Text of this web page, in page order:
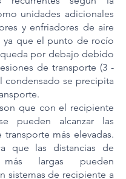
unidades adicionales
y enfriadores de aire
ya que el punto de rocío
por debajo debido
de transporte (3 -
condensado se precipita
son que con el recipiente
pueden alcanzar las
transporte más elevadas.
que las distancias de
más largas pueden
sistemas de recipiente a